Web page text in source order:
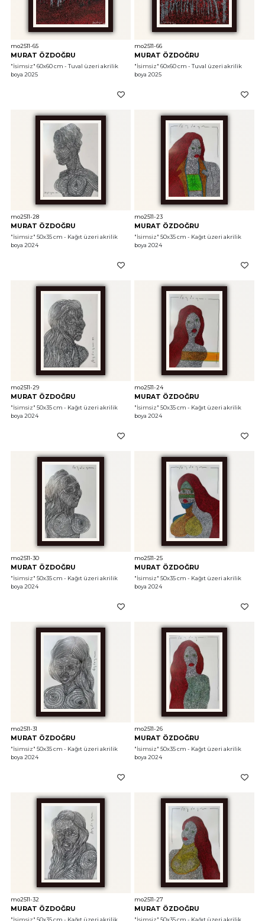
mo2511-65
MURAT ÖZDOĞRU
"İsimsiz" 60x60 cm - Tuval üzeri akrilik
boya 2025
mo2511-66
MURAT ÖZDOĞRU
"İsimsiz" 60x60 cm - Tuval üzeri akrilik
boya 2025
mo2511-28
MURAT ÖZDOĞRU
"İsimsiz" 50x35 cm - Kağıt üzeri akrilik
boya 2024
mo2511-23
MURAT ÖZDOĞRU
"İsimsiz" 50x35 cm - Kağıt üzeri akrilik
boya 2024
mo2511-29
MURAT ÖZDOĞRU
"İsimsiz" 50x35 cm - Kağıt üzeri akrilik
boya 2024
mo2511-24
MURAT ÖZDOĞRU
"İsimsiz" 50x35 cm - Kağıt üzeri akrilik
boya 2024
mo2511-30
MURAT ÖZDOĞRU
"İsimsiz" 50x35 cm - Kağıt üzeri akrilik
boya 2024
mo2511-25
MURAT ÖZDOĞRU
"İsimsiz" 50x35 cm - Kağıt üzeri akrilik
boya 2024
mo2511-31
MURAT ÖZDOĞRU
"İsimsiz" 50x35 cm - Kağıt üzeri akrilik
boya 2024
mo2511-26
MURAT ÖZDOĞRU
"İsimsiz" 50x35 cm - Kağıt üzeri akrilik
boya 2024
mo2511-32
MURAT ÖZDOĞRU
"İsimsiz" 50x35 cm - Kağıt üzeri akrilik
mo2511-27
MURAT ÖZDOĞRU
"İsimsiz" 50x35 cm - Kağıt üzeri akrilik